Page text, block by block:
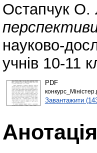
Остапчук О.
науково-
учнів 10-11
PDF
Завантажити
Анотація